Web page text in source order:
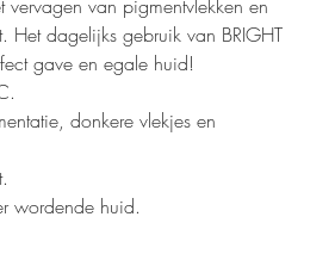
van pigmentvlekken en
dagelijks gebruik van BRIGHT
gave en egale huid!
donkere vlekjes en
wordende huid.